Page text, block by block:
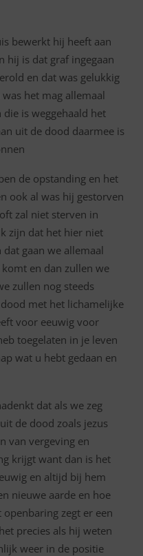
bewerkt hij heeft aan
hij is dat graf ingegaan
en dat was gelukkig
het mag allemaal
is weggehaald het
uit de dood daarmee is
de opstanding en het
ook al was hij gestorven
zal niet sterven in
zijn dat het hier niet
gaan we allemaal
en dan zullen we
zullen nog steeds
met het lichamelijke
voor eeuwig voor
toegelaten in je leven
wat u hebt gedaan en
dat als we zeg
de dood zoals jezus
van vergeving en
krijgt want dan is het
en altijd bij hem
nieuwe aarde en hoe
zegt er een
precies als hij weten
weer in de positie